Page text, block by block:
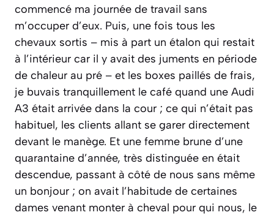
commencé ma journée de travail sans
m’occuper d’eux. Puis, une fois tous les
chevaux sortis – mis à part un étalon qui restait
à l’intérieur car il y avait des juments en période
de chaleur au pré – et les boxes paillés de frais,
je buvais tranquillement le café quand une Audi
A3 était arrivée dans la cour ; ce qui n’était pas
habituel, les clients allant se garer directement
devant le manège. Et une femme brune d’une
quarantaine d’année, très distinguée en était
descendue, passant à côté de nous sans même
un bonjour ; on avait l’habitude de certaines
dames venant monter à cheval pour qui nous, le